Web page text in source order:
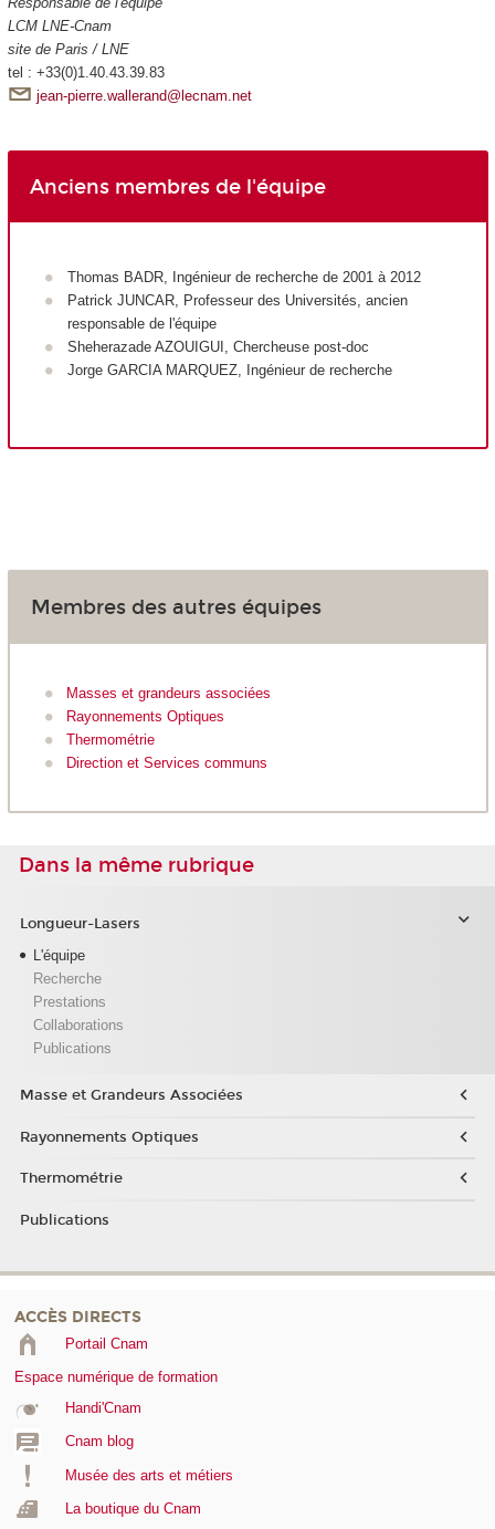
LCM LNE-Cnam
site de Paris / LNE
tel : +33(0)1.40.43.39.83
jean-pierre.wallerand@lecnam.net
Anciens membres de l'équipe
Thomas BADR, Ingénieur de recherche de 2001 à 2012
Patrick JUNCAR, Professeur des Universités, ancien
responsable de l'équipe
Sheherazade AZOUIGUI, Chercheuse post-doc
Jorge GARCIA MARQUEZ, Ingénieur de recherche
Membres des autres équipes
Masses et grandeurs associées
Rayonnements Optiques
Thermométrie
Direction et Services communs
Dans la même rubrique
Longueur-Lasers
L'équipe
Recherche
Prestations
Collaborations
Publications
Masse et Grandeurs Associées
Rayonnements Optiques
Thermométrie
Publications
ACCÈS DIRECTS
Portail Cnam
Espace numérique de formation
Handi'Cnam
Cnam blog
Musée des arts et métiers
La boutique du Cnam